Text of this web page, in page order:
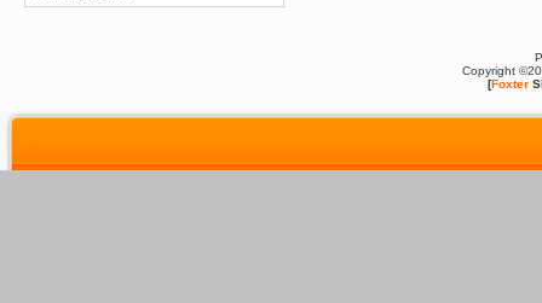
Copyright
[Foxter